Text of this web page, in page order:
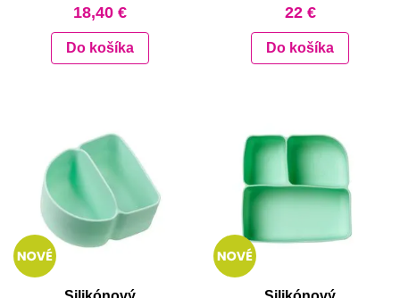
18,40 €
Do košíka
22 €
Do košíka